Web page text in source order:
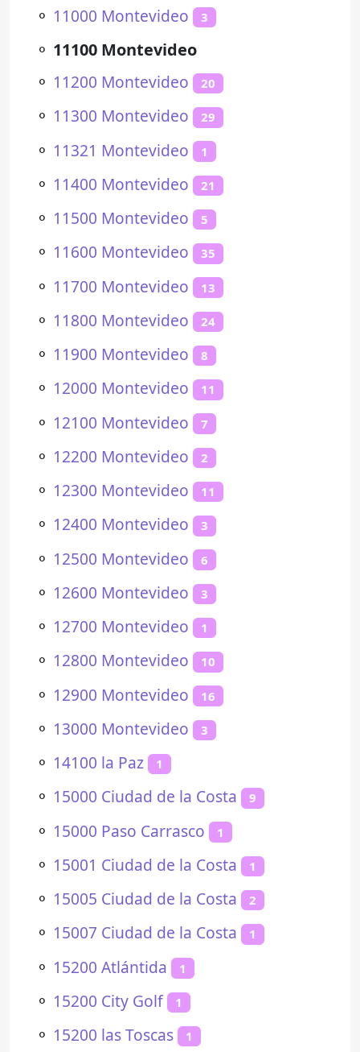
⚬ 11000 Montevideo 3
⚬ 11100 Montevideo
⚬ 11200 Montevideo 20
⚬ 11300 Montevideo 29
⚬ 11321 Montevideo 1
⚬ 11400 Montevideo 21
⚬ 11500 Montevideo 5
⚬ 11600 Montevideo 35
⚬ 11700 Montevideo 13
⚬ 11800 Montevideo 24
⚬ 11900 Montevideo 8
⚬ 12000 Montevideo 11
⚬ 12100 Montevideo 7
⚬ 12200 Montevideo 2
⚬ 12300 Montevideo 11
⚬ 12400 Montevideo 3
⚬ 12500 Montevideo 6
⚬ 12600 Montevideo 3
⚬ 12700 Montevideo 1
⚬ 12800 Montevideo 10
⚬ 12900 Montevideo 16
⚬ 13000 Montevideo 3
⚬ 14100 la Paz 1
⚬ 15000 Ciudad de la Costa 9
⚬ 15000 Paso Carrasco 1
⚬ 15001 Ciudad de la Costa 1
⚬ 15005 Ciudad de la Costa 2
⚬ 15007 Ciudad de la Costa 1
⚬ 15200 Atlántida 1
⚬ 15200 City Golf 1
⚬ 15200 las Toscas 1